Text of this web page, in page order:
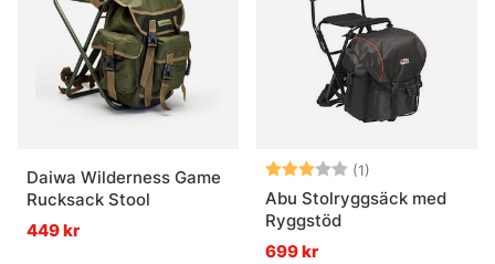
Daiwa Wilderness Game
Rucksack Stool
449 kr
Betyg: (1)
Abu Stolryggsäck med
Ryggstöd
699 kr